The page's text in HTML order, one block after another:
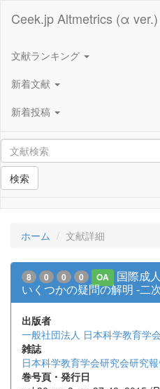
Ceek.jp Altmetrics (α ver.)
文献ランキング
新着文献
新着投稿
検索
ホーム 文献詳細
8 0 0 0 OA
国際成
いくつかの疑問の解明 -二
出版者
一般社団法人 日本科学教育学会
雑誌
日本科学教育学会研究会研究
巻号頁・発行日